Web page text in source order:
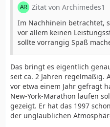
Zitat von Archimedes1
Im Nachhinein betrachtet,
vor allem keinen
sollte vorrangig Spaß
Das bringt es eigentlich
seit ca. 2 Jahren regelmäßig.
vor etwa einem Jahr gefragt
New-York-Marathon laufen
gezeigt. Er hat das 1997
der unglaublichen